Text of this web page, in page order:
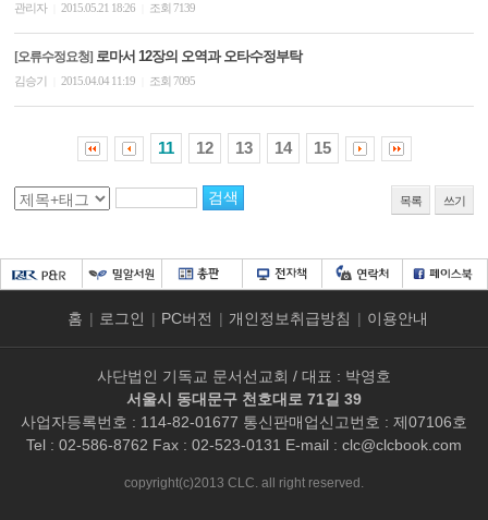
관리자 2015.05.21 18:26 조회 7139
[오류수정요청] 로마서 12장의 오역과 오타수정부탁
김승기 2015.04.04 11:19 조회 7095
11 12 13 14 15
목록 쓰기
홈 | 로그인 | PC버전 | 개인정보취급방침 | 이용안내
사단법인 기독교 문서선교회 / 대표 : 박영호
서울시 동대문구 천호대로 71길 39
사업자등록번호 : 114-82-01677 통신판매업신고번호 : 제07106호
Tel : 02-586-8762 Fax : 02-523-0131 E-mail : clc@clcbook.com
copyright(c)2013 CLC. all right reserved.